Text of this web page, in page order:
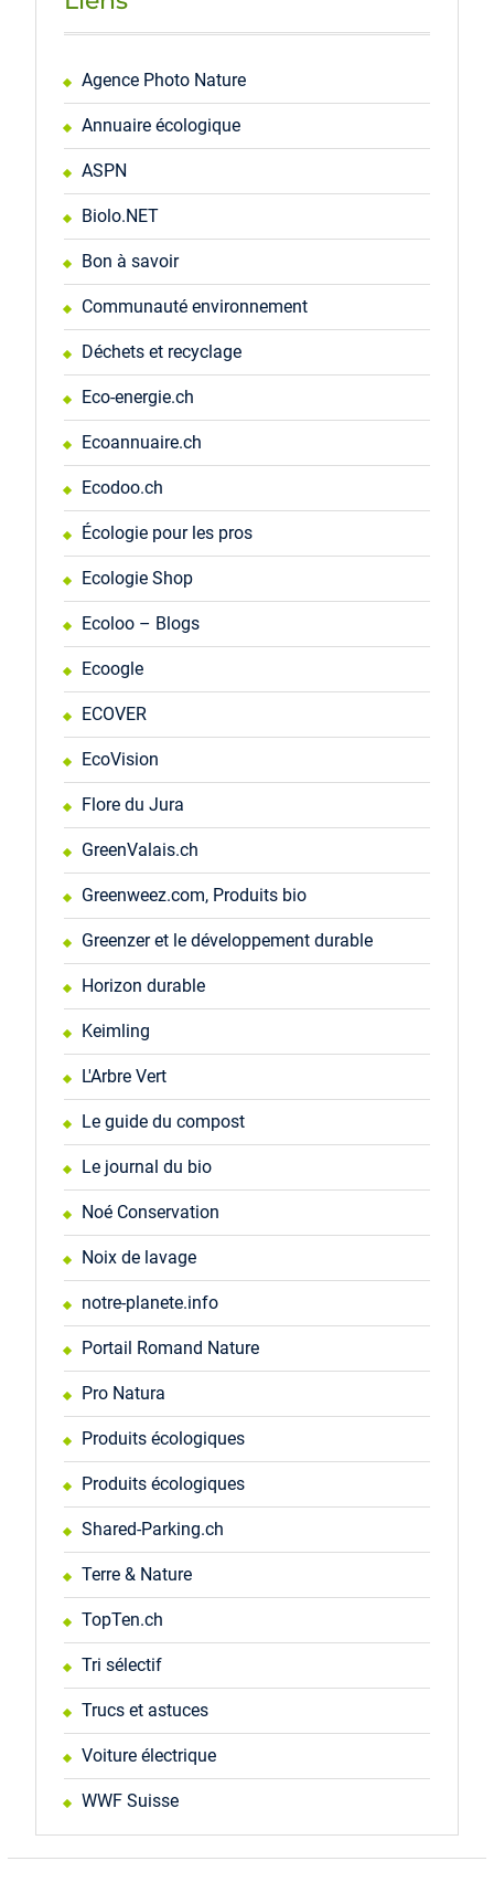
Agence Photo Nature
Annuaire écologique
ASPN
Biolo.NET
Bon à savoir
Communauté environnement
Déchets et recyclage
Eco-energie.ch
Ecoannuaire.ch
Ecodoo.ch
Écologie pour les pros
Ecologie Shop
Ecoloo – Blogs
Ecoogle
ECOVER
EcoVision
Flore du Jura
GreenValais.ch
Greenweez.com, Produits bio
Greenzer et le développement durable
Horizon durable
Keimling
L'Arbre Vert
Le guide du compost
Le journal du bio
Noé Conservation
Noix de lavage
notre-planete.info
Portail Romand Nature
Pro Natura
Produits écologiques
Produits écologiques
Shared-Parking.ch
Terre & Nature
TopTen.ch
Tri sélectif
Trucs et astuces
Voiture électrique
WWF Suisse